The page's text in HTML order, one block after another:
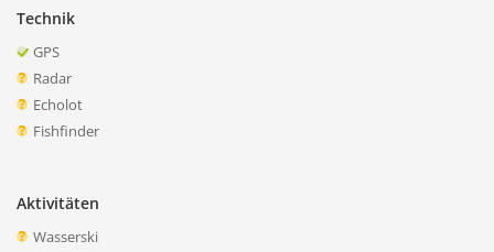
Technik
GPS
Radar
Echolot
Fishfinder
Aktivitäten
Wasserski